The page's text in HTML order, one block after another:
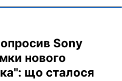
Sony
нового
що сталося